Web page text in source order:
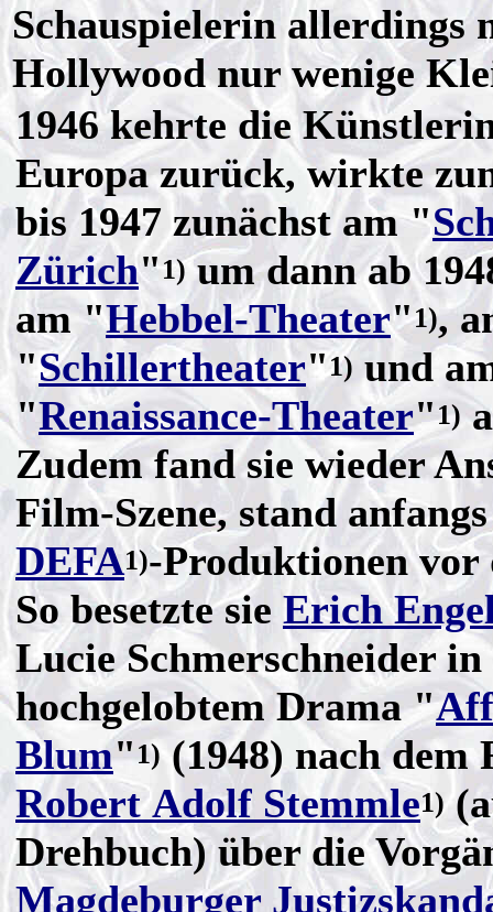
Schauspielerin allerdings
Hollywood nur wenige
1946 kehrte die
Europa zurück, wirkte
bis 1947 zunächst am "
Zürich"1)um dann ab
am "Hebbel-Theater"1),
"Schillertheater"1) und
"Renaissance-Theater"1)
Zudem fand sie wieder
Film-Szene, stand
DEFA1)-Produktionen vor
So besetzte sie Erich
Lucie Schmerschneider in
hochgelobtem Drama "
Blum"1)(1948) nach dem
Robert Adolf Stemmle1)
Drehbuch) über die
Magdeburger